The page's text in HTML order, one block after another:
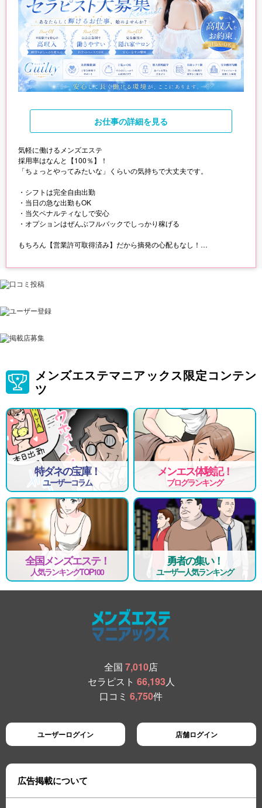
お仕事の詳細を見る
気軽に働けるメンズエステ
採用率はなんと【100％】！
「ちょっとやってみたいな」くらいの気持ちで大丈夫です。
・シフトは完全自由出勤
・当日の急な出勤もOK
・当欠ペナルティなしで安心
・オプションはぜんぶフルバックでしっかり稼げる
もちろん【営業許可取得済み】だから摘発の心配もなし！
メンズエステマニアックス限定コンテン
ツ
特ダネの宝庫！
ユーザーコラム
メンエス体験記！
ブログランキング
全国メンズエステ！
人気ランキングTOP100
勇者の集い！
ユーザー人気ランキング
全国 7,010店
セラピスト 66,193人
口コミ 6,750件
ユーザーログイン 店舗ログイン
広告掲載について